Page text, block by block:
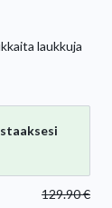
laukkuja
129.90€